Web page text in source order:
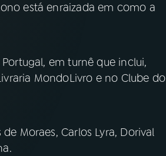
está enraizada em como a
em turnê que inclui,
MondoLivro e no Clube do
Moraes, Carlos Lyra, Dorival